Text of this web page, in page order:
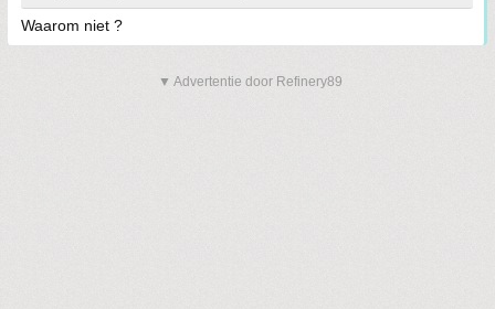
Waarom niet ?
▼ Advertentie door Refinery89